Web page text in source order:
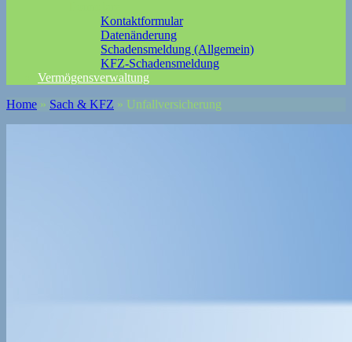
Kontaktformular
Datenänderung
Schadensmeldung (Allgemein)
KFZ-Schadensmeldung
Vermögensverwaltung
Home » Sach & KFZ » Unfallversicherung